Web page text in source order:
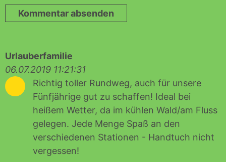
Kommentar absenden
Urlauberfamilie
06.07.2019 11:21:31
5
Richtig toller Rundweg, auch für unsere
Fünfjährige gut zu schaffen! Ideal bei
heißem Wetter, da im kühlen Wald/am Fluss
gelegen. Jede Menge Spaß an den
verschiedenen Stationen - Handtuch nicht
vergessen!